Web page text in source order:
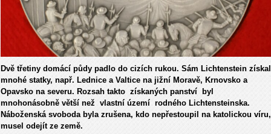
Dvě třetiny domácí půdy padlo do cizích rukou. Sám Lichtenstein získal
mnohé statky, např. Lednice a Valtice na jižní Moravě, Krnovsko a
Opavsko na severu. Rozsah takto získaných panství byl
mnohonásobně větší než vlastní území rodného Lichtensteinska.
Náboženská svoboda byla zrušena, kdo nepřestoupil na katolickou víru,
musel odejít ze země.